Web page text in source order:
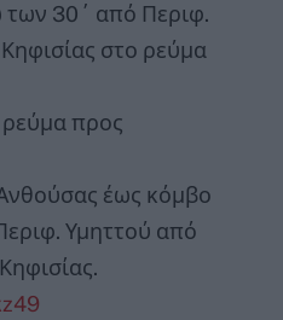
των 30΄ από Περιφ.
στο ρεύμα
ρεύμα προς
έως κόμβο
Υμηττού από